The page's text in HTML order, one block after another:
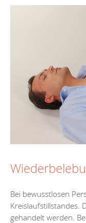
Bei bewusstlosen
Kreislaufstillstandes.
gehandelt werden.